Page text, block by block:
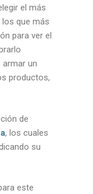
el más
los que más
para ver el
un
productos,
de
, los cuales
su
este